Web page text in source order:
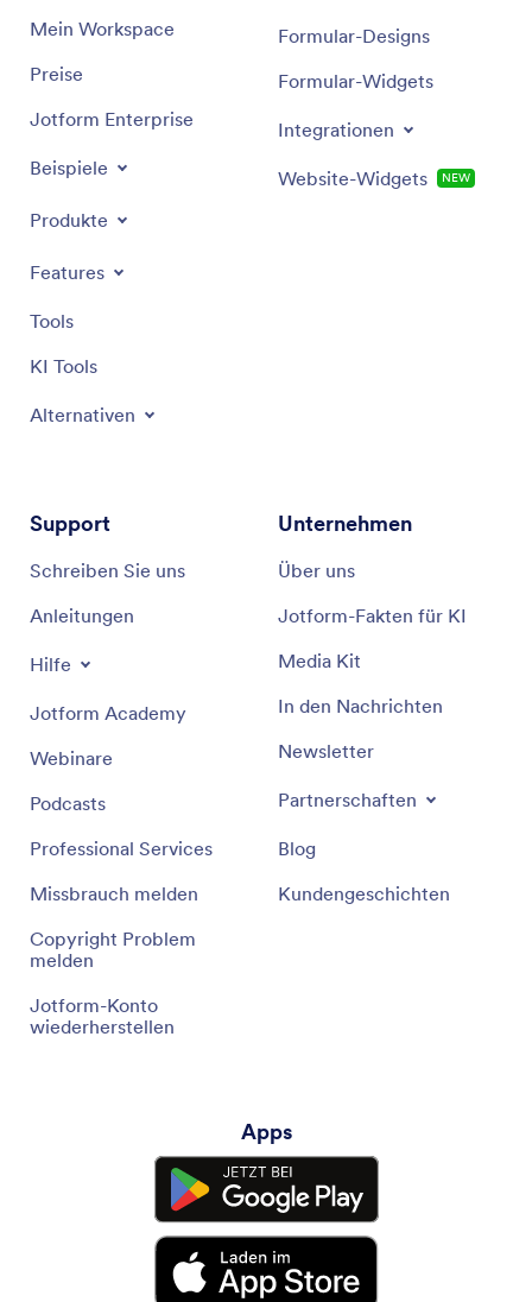
Mein Workspace
Preise
Jotform Enterprise
Beispiele
Produkte
Features
Tools
KI Tools
Alternativen
Formular-Designs
Formular-Widgets
Integrationen
Website-Widgets NEW
Support
Schreiben Sie uns
Anleitungen
Hilfe
Jotform Academy
Webinare
Podcasts
Professional Services
Missbrauch melden
Copyright Problem
melden
Jotform-Konto
wiederherstellen
Unternehmen
Über uns
Jotform-Fakten für KI
Media Kit
In den Nachrichten
Newsletter
Partnerschaften
Blog
Kundengeschichten
Apps